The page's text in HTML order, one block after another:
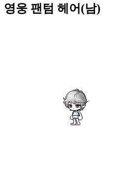
영웅 팬텀 헤어(남)